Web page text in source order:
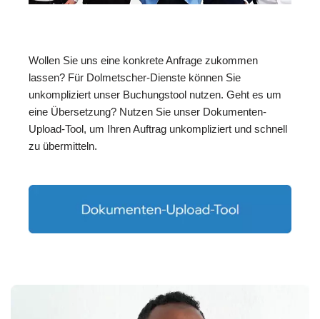
Wollen Sie uns eine konkrete Anfrage zukommen
lassen? Für Dolmetscher-Dienste können Sie
unkompliziert unser Buchungstool nutzen. Geht es um
eine Übersetzung? Nutzen Sie unser Dokumenten-
Upload-Tool, um Ihren Auftrag unkompliziert und schnell
zu übermitteln.